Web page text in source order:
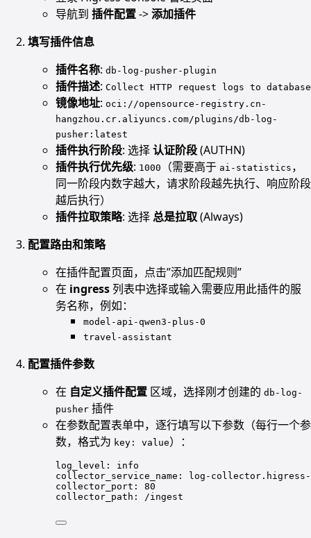
导航到 插件配置->添加插件
填写插件信息
插件名称: db-log-pusher-plugin
插件描述: Collect HTTP request logs to database
镜像地址: oci://opensource-registry.cn-
hangzhou.cr.aliyuncs.com/plugins/db-log-
pusher:latest
插件执行阶段: 选择认证阶段(AUTHN)
插件执行优先级: 1000 （需要高于 ai-statistics ，
同一阶段内数字越大，请求阶段越先执行、响应阶段
越后执行）
插件拉取策略: 选择 总是拉取(Always)
配置路由和策略
在插件配置页面，点击”添加匹配规则”
在 ingress 列表中选择或输入需要应用此插件的服
务名称，例如：
model-api-qwen3-plus-0
travel-assistant
配置插件参数
在 自定义插件配置 区域，选择刚才创建的 db-log-
pusher 插件
在参数配置表单中，逐行填写以下参数（每行一个参
数，格式为 key: value）：
log_level: info
collector_service_name: log-
collector_port: 80
collector_path: /ingest